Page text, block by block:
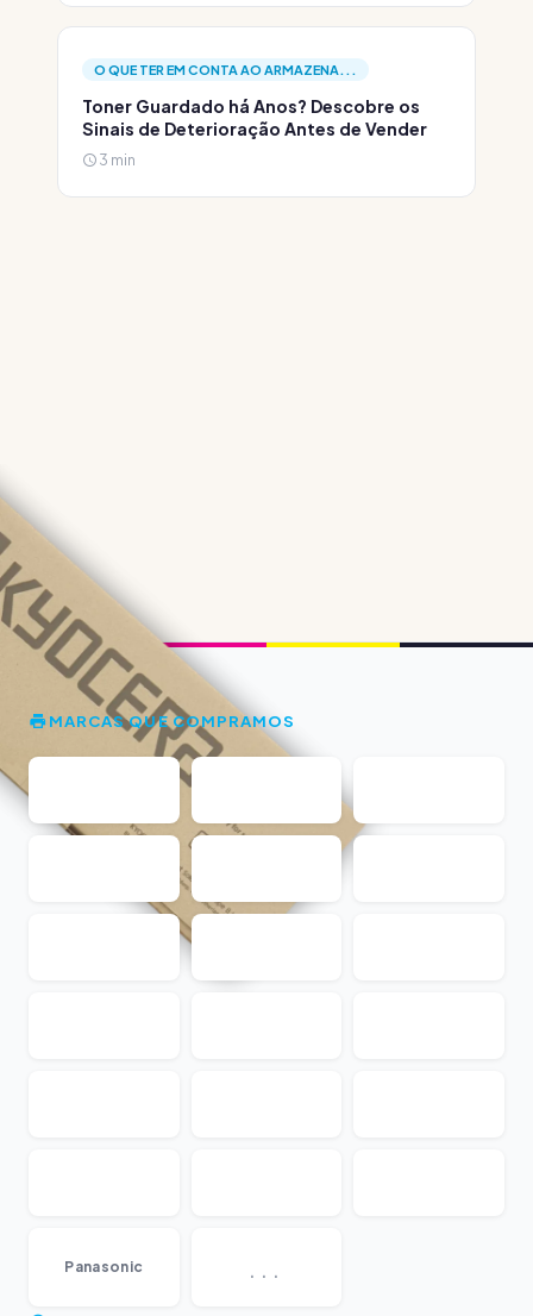
O QUE TER EM CONTA AO ARMAZENA...
Toner Guardado há Anos? Descobre os
Sinais de Deterioração Antes de Vender
3 min
MARCAS QUE COMPRAMOS
Panasonic